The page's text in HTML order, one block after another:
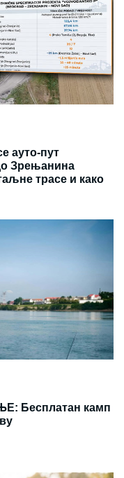
ауто-пут
Зрењанина
трасе и како